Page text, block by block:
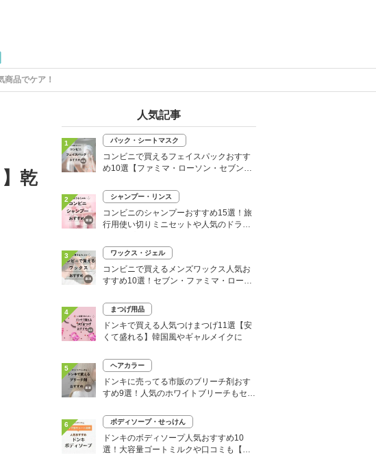
品でケア！
乾
人気記事
1 パック・シートマスク
コンビニで買えるフェイスパックおすす
め10選【ファミマ・ローソン・セブン】
2 シャンプー・リンス
コンビニのシャンプーおすすめ15選！旅
行用使い切りミニセットや人気のドライ
3 ワックス・ジェル
コンビニで買えるメンズワックス人気お
すすめ10選！セブン・ファミマ・ローソ
4 まつげ用品
ドンキで買える人気つけまつげ11選【安
くて盛れる】韓国風やギャルメイクに
5 ヘアカラー
ドンキに売ってる市販のブリーチ剤おす
すめ9選！人気のホワイトブリーチもセル
6 ボディソープ・せっけん
ドンキのボディソープ人気おすすめ10
選！大容量ゴートミルクや口コミも【い